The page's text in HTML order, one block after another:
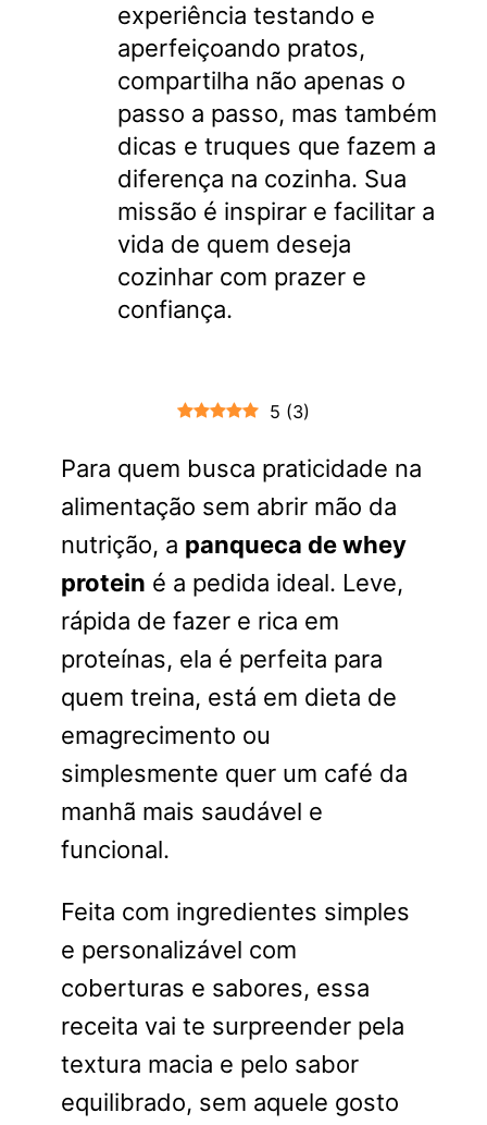
experiência testando e
aperfeiçoando pratos,
compartilha não apenas o
passo a passo, mas também
dicas e truques que fazem a
diferença na cozinha. Sua
missão é inspirar e facilitar a
vida de quem deseja
cozinhar com prazer e
confiança.
5 (3)
Para quem busca praticidade na
alimentação sem abrir mão da
nutrição, a panqueca de whey
protein é a pedida ideal. Leve,
rápida de fazer e rica em
proteínas, ela é perfeita para
quem treina, está em dieta de
emagrecimento ou
simplesmente quer um café da
manhã mais saudável e
funcional.
Feita com ingredientes simples
e personalizável com
coberturas e sabores, essa
receita vai te surpreender pela
textura macia e pelo sabor
equilibrado, sem aquele gosto